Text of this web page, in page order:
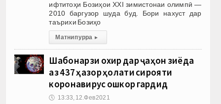
ифтитоҳи Бозиҳои XXI зимистонаи олимпӣ —
2010 баргузор шуда буд. Бори нахуст дар
таърихи Бозиҳо
Матни пурра ▸
Шабонарӯзи охир дар ҷаҳон зиёда
аз 437 ҳазор ҳолати сирояти
коронавирус ошкор гардид
🕔 13:33, 12.Фев 2021